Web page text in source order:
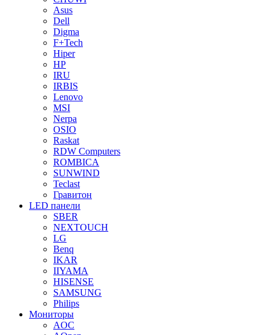
Asus
Dell
Digma
F+Tech
Hiper
HP
IRU
IRBIS
Lenovo
MSI
Nerpa
OSIO
Raskat
RDW Computers
ROMBICA
SUNWIND
Teclast
Гравитон
LED панели
SBER
NEXTOUCH
LG
Benq
IKAR
IIYAMA
HISENSE
SAMSUNG
Philips
Мониторы
AOC